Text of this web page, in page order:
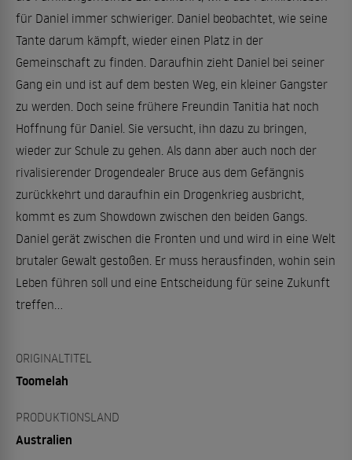
für Daniel immer schwieriger. Daniel beobachtet, wie seine
Tante darum kämpft, wieder einen Platz in der
Gemeinschaft zu finden. Daraufhin zieht Daniel bei seiner
Gang ein und ist auf dem besten Weg, ein kleiner Gangster
zu werden. Doch seine frühere Freundin Tanitia hat noch
Hoffnung für Daniel. Sie versucht, ihn dazu zu bringen,
wieder zur Schule zu gehen. Als dann aber auch noch der
rivalisierender Drogendealer Bruce aus dem Gefängnis
zurückkehrt und daraufhin ein Drogenkrieg ausbricht,
kommt es zum Showdown zwischen den beiden Gangs.
Daniel gerät zwischen die Fronten und und wird in eine Welt
brutaler Gewalt gestoßen. Er muss herausfinden, wohin sein
Leben führen soll und eine Entscheidung für seine Zukunft
treffen...
ORIGINALTITEL
Toomelah
PRODUKTIONSLAND
Australien